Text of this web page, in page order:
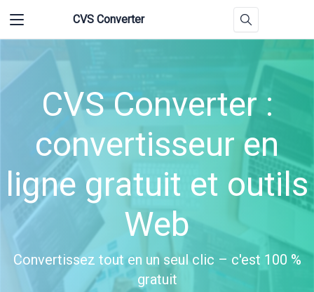
CVS Converter
CVS Converter :
convertisseur en
ligne gratuit et outils
Web
Convertissez tout en un seul clic – c'est 100 %
gratuit